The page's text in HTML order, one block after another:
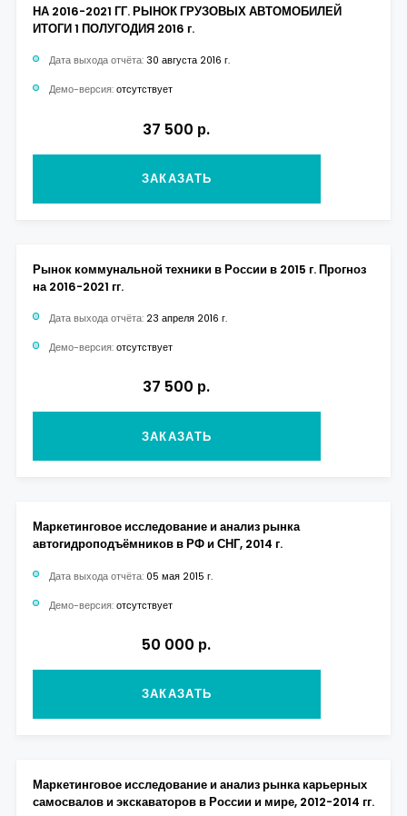
НА 2016-2021 ГГ. РЫНОК ГРУЗОВЫХ АВТОМОБИЛЕЙ
ИТОГИ 1 ПОЛУГОДИЯ 2016 г.
Дата выхода отчёта: 30 августа 2016 г.
Демо-версия: отсутствует
37 500 р.
ЗАКАЗАТЬ
Рынок коммунальной техники в России в 2015 г. Прогноз
на 2016-2021 гг.
Дата выхода отчёта: 23 апреля 2016 г.
Демо-версия: отсутствует
37 500 р.
ЗАКАЗАТЬ
Маркетинговое исследование и анализ рынка
автогидроподъёмников в РФ и СНГ, 2014 г.
Дата выхода отчёта: 05 мая 2015 г.
Демо-версия: отсутствует
50 000 р.
ЗАКАЗАТЬ
Маркетинговое исследование и анализ рынка карьерных
самосвалов и экскаваторов в России и мире, 2012-2014 гг.